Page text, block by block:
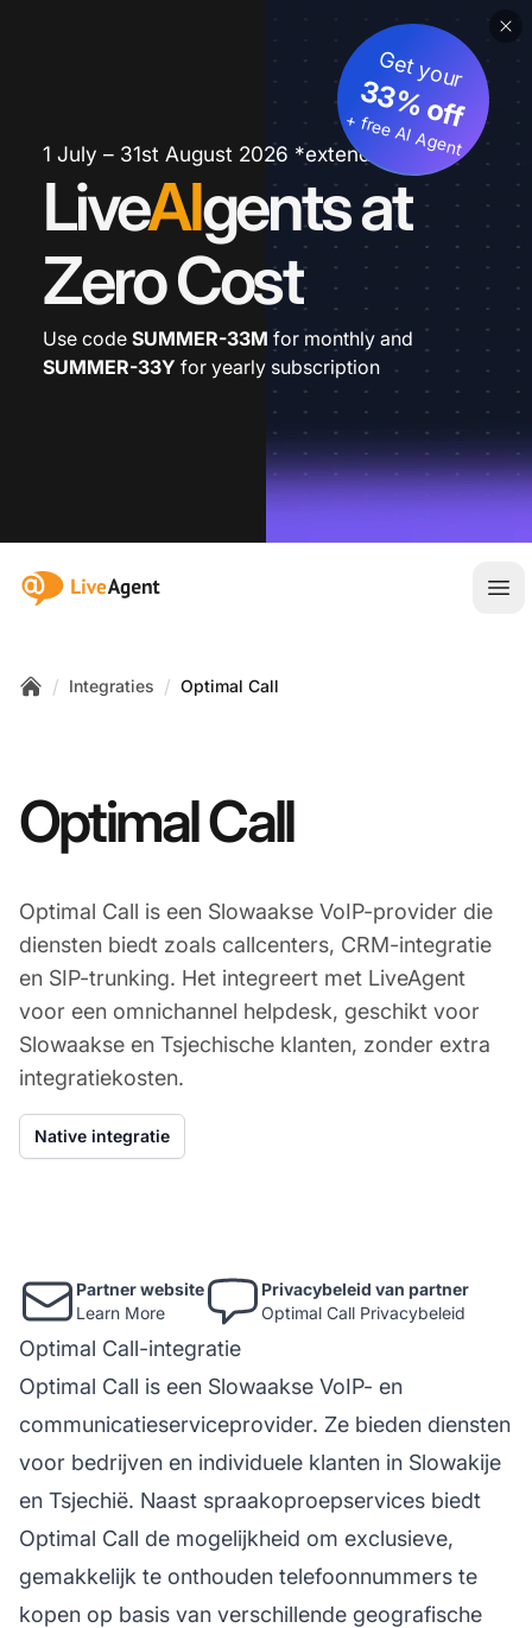
1 July – 31st August 2026 *extended
LiveAIgents at
Zero Cost
Get your
33% off
+ free AI Agent
Use code SUMMER-33M for monthly and
SUMMER-33Y for yearly subscription
:site.title
/ Integraties / Optimal Call
Optimal Call
Optimal Call is een Slowaakse VoIP-provider die
diensten biedt zoals callcenters, CRM-integratie
en SIP-trunking. Het integreert met LiveAgent
voor een omnichannel helpdesk, geschikt voor
Slowaakse en Tsjechische klanten, zonder extra
integratiekosten.
Native integratie
Partner website
Learn More
Privacybeleid van partner
Optimal Call Privacybeleid
Optimal Call-integratie
Optimal Call is een Slowaakse VoIP- en
communicatieserviceprovider. Ze bieden diensten
voor bedrijven en individuele klanten in Slowakije
en Tsjechië. Naast spraakoproepservices biedt
Optimal Call de mogelijkheid om exclusieve,
gemakkelijk te onthouden telefoonnummers te
kopen op basis van verschillende geografische